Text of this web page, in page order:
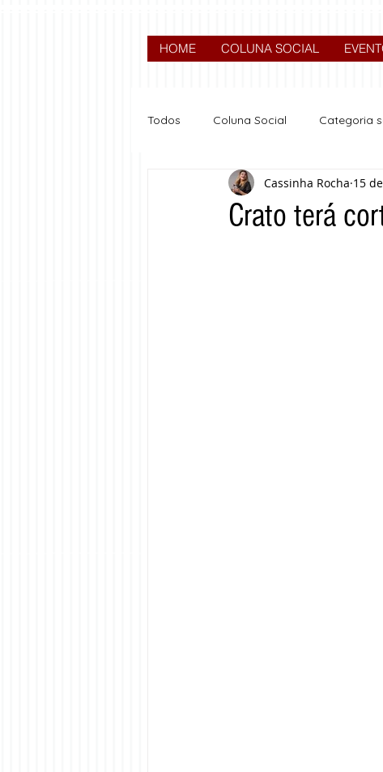
HOME COLUNA SOCIAL
Todos Coluna Social Categoria
Nova categoria
Crato terá
Cassinha Rocha 15